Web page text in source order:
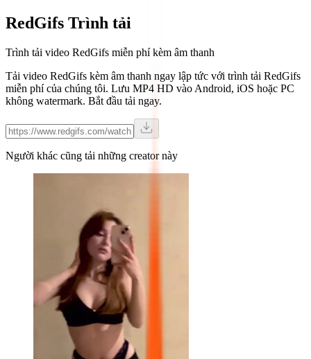
RedGifs Trình tải
Trình tải video RedGifs miễn phí kèm âm thanh
Tải video RedGifs kèm âm thanh ngay lập tức với trình tải RedGifs
miễn phí của chúng tôi. Lưu MP4 HD vào Android, iOS hoặc PC
không watermark. Bắt đầu tải ngay.
Người khác cũng tải những creator này